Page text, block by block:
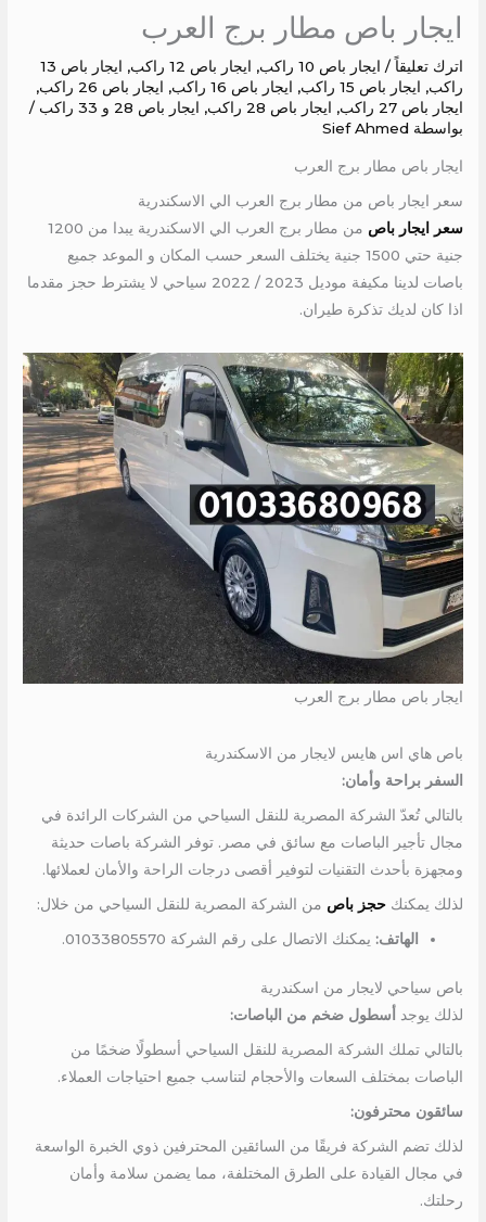
ايجار باص مطار برج العرب
اترك تعليقاً / ايجار باص 10 راكب , ايجار باص 12 راكب ,
ايجار باص 13
راكب, ايجار باص 15 راكب , ايجار باص 16 راكب , ايجار باص 26 راكب
,
ايجار باص 27 راكب
, ايجار باص 28 راكب , ايجار باص 28 و 33 راكب
/
بواسطة Sief Ahmed
ايجار باص مطار برج العرب
سعر ايجار باص من مطار برج العرب الي الاسكندرية
سعر ايجار باص
من مطار برج العرب الي الاسكندرية يبدا من 1200
جنية حتي 1500 جنية يختلف السعر حسب المكان و الموعد جميع
باصات لدينا مكيفة موديل 2023 / 2022 سياحي لا يشترط حجز مقدما
اذا كان لديك تذكرة طيران.
ايجار باص مطار برج العرب
باص هاي اس هايس لايجار من الاسكندرية
السفر براحة وأمان:
بالتالي تُعدّ الشركة المصرية للنقل السياحي من الشركات الرائدة في
مجال تأجير الباصات مع سائق في مصر. توفر الشركة باصات حديثة
ومجهزة بأحدث التقنيات لتوفير أقصى درجات الراحة والأمان لعملائها.
لذلك يمكنكحجز باص من الشركة المصرية للنقل السياحي من خلال:
الهاتف: يمكنك الاتصال على رقم الشركة 01033805570.
باص سياحي لايجار من اسكندرية
لذلك يوجد
أسطول ضخم من الباصات:
بالتالي تملك الشركة المصرية للنقل السياحي أسطولًا ضخمًا من
الباصات بمختلف السعات والأحجام لتناسب جميع احتياجات العملاء.
سائقون محترفون:
لذلك تضم الشركة فريقًا من السائقين المحترفين ذوي الخبرة الواسعة
في مجال القيادة على الطرق المختلفة، مما يضمن سلامة وأمان
رحلتك.